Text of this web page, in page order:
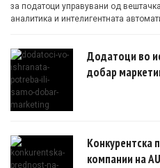
за податоци управувани од
аналитика и интелигентната
Додатоци во
добар
Конкурентска
компании на